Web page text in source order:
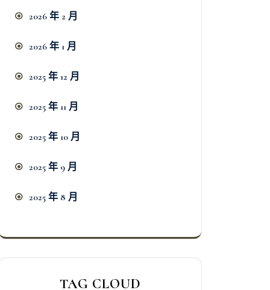
2026 年 2 月
2026 年 1 月
2025 年 12 月
2025 年 11 月
2025 年 10 月
2025 年 9 月
2025 年 8 月
TAG CLOUD